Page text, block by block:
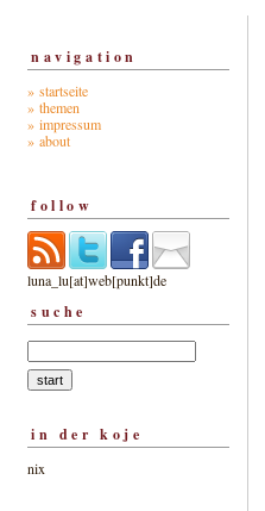
navigation
» startseite
» themen
» impressum
» about
follow
luna_lu[at]web[punkt]de
suche
in der koje
nix